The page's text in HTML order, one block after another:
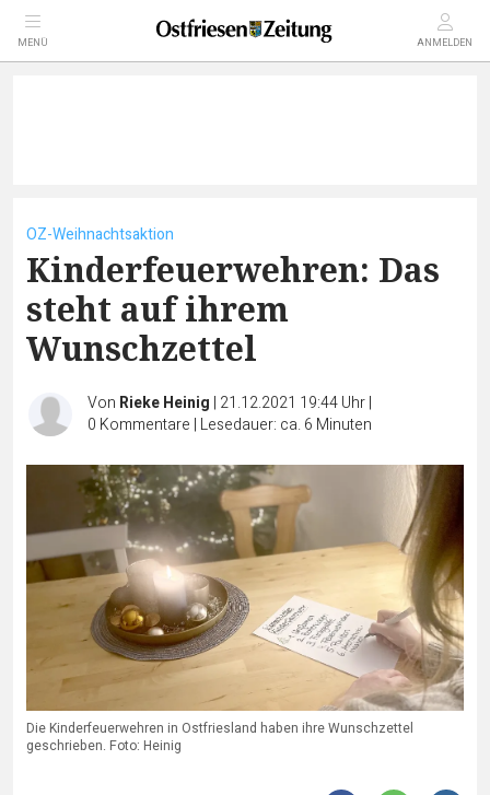
MENÜ ANMELDEN
OZ-Weihnachtsaktion
Kinderfeuerwehren: Das
steht auf ihrem
Wunschzettel
Von Rieke Heinig | 21.12.2021 19:44 Uhr|
0 Kommentare | Lesedauer: ca. 6 Minuten
Die Kinderfeuerwehren in Ostfriesland haben ihre Wunschzettel
geschrieben. Foto: Heinig